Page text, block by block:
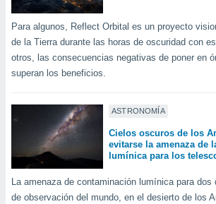
Para algunos, Reflect Orbital es un proyecto
de la Tierra durante las horas de oscuridad con
otros, las consecuencias negativas de poner en
superan los beneficios.
ASTRONOMÍA
Cielos oscuros de los
evitarse la amenaza de
lumínica para los
La amenaza de contaminación lumínica para
de observación del mundo, en el desierto de los